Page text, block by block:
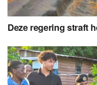
Deze regering straft